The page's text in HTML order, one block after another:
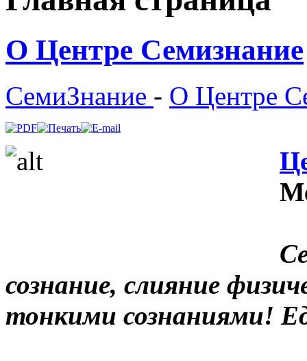
О Центре Семизнание
СемиЗнание - О Центре
сознание, слияние
тонкими сознаниями!